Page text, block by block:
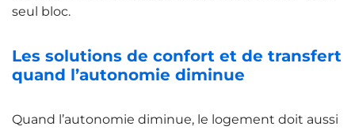
seul bloc.
Les solutions de confort et de transfert
quand l’autonomie diminue
Quand l’autonomie diminue, le logement doit aussi